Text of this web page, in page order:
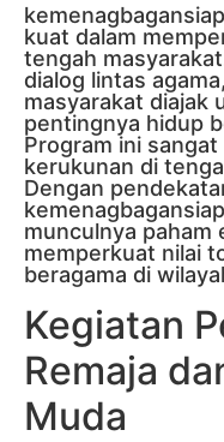
kuat dalam
tengah
dialog lintas
masyarakat diajak
pentingnya hidup
Program ini
kerukunan di
Dengan
munculnya
memperkuat nilai
beragama di
Kegiatan
Remaja
Muda